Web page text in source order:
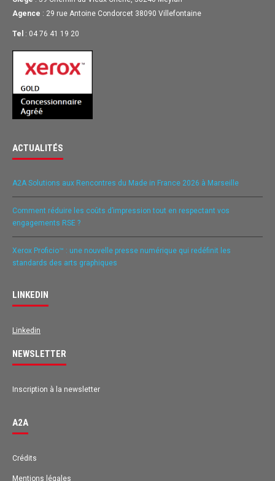
Agence : 29 rue Antoine Condorcet 38090 Villefontaine
Tel : 04 76 41 19 20
ACTUALITÉS
A2A Solutions aux Rencontres du Made in France 2026 à Marseille
Comment réduire les coûts d’impression tout en respectant vos
engagements RSE ?
Xerox Proficio™ : une nouvelle presse numérique qui redéfinit les
standards des arts graphiques
LINKEDIN
Linkedin
NEWSLETTER
Inscription à la newsletter
A2A
Crédits
Mentions légales